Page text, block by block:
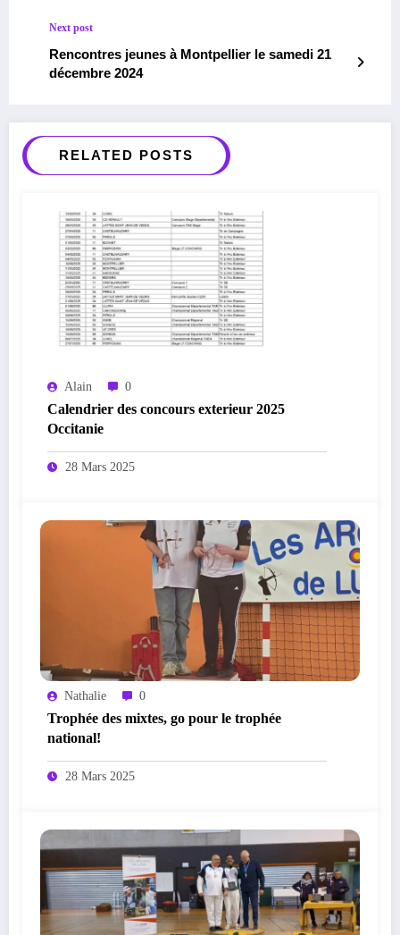
Next post
Rencontres jeunes à Montpellier le samedi 21
décembre 2024
RELATED POSTS
Alain 0
Calendrier des concours exterieur 2025
Occitanie
28 Mars 2025
Nathalie 0
Trophée des mixtes, go pour le trophée
national!
28 Mars 2025